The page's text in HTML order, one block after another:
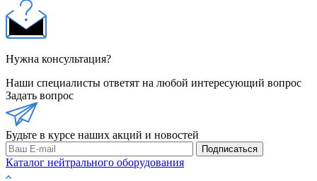
Нужна консультация?
Наши специалисты ответят на любой интересующий вопрос
Задать вопрос
Будьте в курсе наших акций и новостей
Подписаться
Каталог нейтрального оборудования